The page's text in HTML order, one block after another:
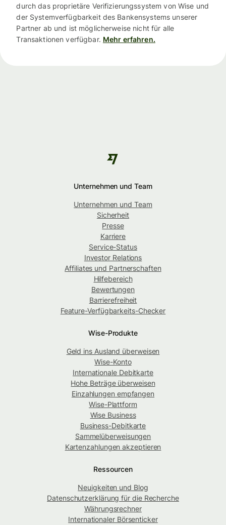
durch das proprietäre Verifizierungssystem von Wise und
der Systemverfügbarkeit des Bankensystems unserer
Partner ab und ist möglicherweise nicht für alle
Transaktionen verfügbar. Mehr erfahren.
Unternehmen und Team
Unternehmen und Team
Sicherheit
Presse
Karriere
Service-Status
Investor Relations
Affiliates und Partnerschaften
Hilfebereich
Bewertungen
Barrierefreiheit
Feature-Verfügbarkeits-Checker
Wise-Produkte
Geld ins Ausland überweisen
Wise-Konto
Internationale Debitkarte
Hohe Beträge überweisen
Einzahlungen empfangen
Wise-Plattform
Wise Business
Business-Debitkarte
Sammelüberweisungen
Kartenzahlungen akzeptieren
Ressourcen
Neuigkeiten und Blog
Datenschutzerklärung für die Recherche
Währungsrechner
Internationaler Börsenticker